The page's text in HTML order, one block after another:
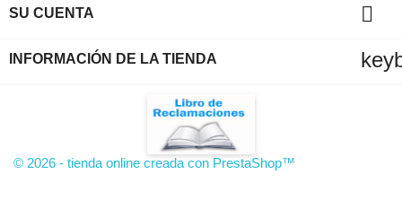
SU CUENTA 
INFORMACIÓN DE LA TIENDA
© 2026 - tienda online creada con PrestaShop™